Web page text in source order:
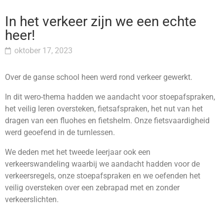
In het verkeer zijn we een echte
heer!
oktober 17, 2023
Over de ganse school heen werd rond verkeer gewerkt.
In dit wero-thema hadden we aandacht voor stoepafspraken,
het veilig leren oversteken, fietsafspraken, het nut van het
dragen van een fluohes en fietshelm. Onze fietsvaardigheid
werd geoefend in de turnlessen.
We deden met het tweede leerjaar ook een
verkeerswandeling waarbij we aandacht hadden voor de
verkeersregels, onze stoepafspraken en we oefenden het
veilig oversteken over een zebrapad met en zonder
verkeerslichten.